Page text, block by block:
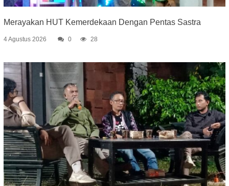
Merayakan HUT Kemerdekaan Dengan Pentas Sastra
4 Agustus 2026 0 28